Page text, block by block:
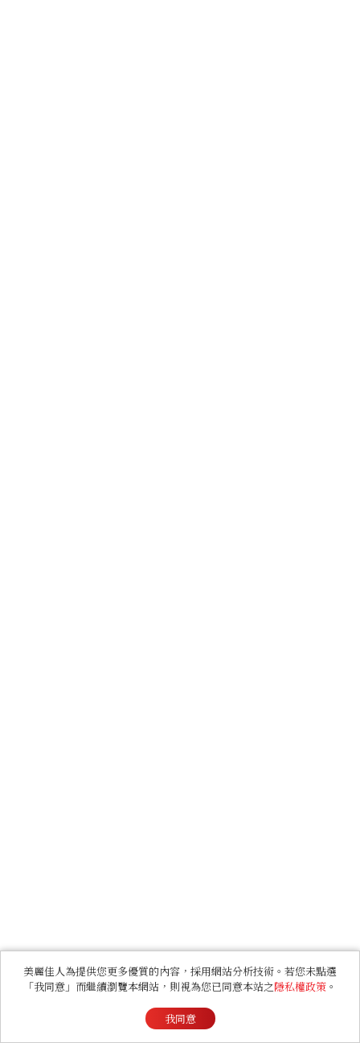
美麗佳人為提供您更多優質的內容，採用網站分析技術。若您未點選
「我同意」而繼續瀏覽本網站，則視為您已同意本站之隱私權政策 。
我同意